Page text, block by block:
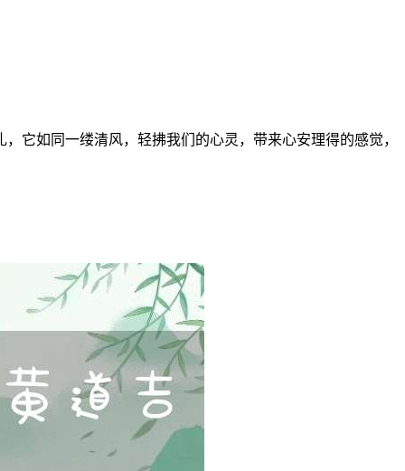
它如同一缕清风，轻拂我们的心灵，带来心安理得的感觉，